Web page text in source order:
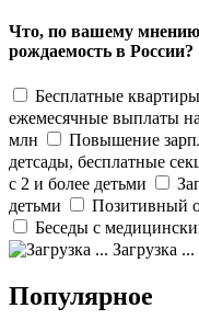
Что, по вашему
рождаемость в России?
Бесплатные
ежемесячные выплаты
млн
Повышение
детсады, бесплатные
с 2 и более детьми
детьми
Позитивный
Беседы с
Загрузка ...
Популярное